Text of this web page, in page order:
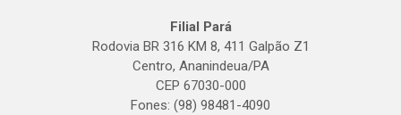
Filial Pará
Rodovia BR 316 KM 8, 411 Galpão Z1
Centro, Ananindeua/PA
CEP 67030-000
Fones: (98) 98481-4090